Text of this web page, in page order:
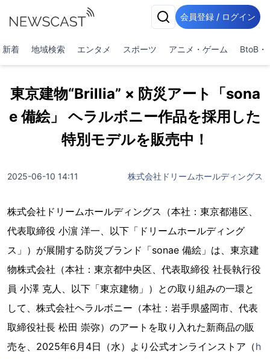
会員登録 / ログイン
新着 地域検索 エンタメ スポーツ アニメ・ゲーム BtoB・
東京建物“Brillia” × 防災アート「sona
e 備絵」 ヘラルボニー作品を採用した
特別モデルを販売中！
2025-06-10 14:11 株式会社ドリームホールディングス
株式会社ドリームホールディングス（本社：東京都港区、
代表取締役 小濵 洋一、以下「ドリームホールディング
ス」）が展開する防災ブランド「sonae 備絵」は、東京建
物株式会社（本社：東京都中央区、代表取締役 社長執行役
員 小澤 克人、以下「東京建物」）との取り組みの一環と
して、株式会社ヘラルボニー（本社：岩手県盛岡市、代表
取締役社長 松田 崇弥）のアートを取り入れた新商品の販
売を、2025年6月4日（水）より公式オンラインストア（h